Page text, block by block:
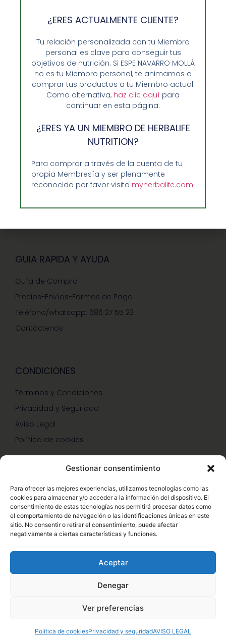
Gestionar consentimiento
Para ofrecer las mejores experiencias, utilizamos tecnologías como las
cookies para almacenar y/o acceder a la información del dispositivo. El
consentimiento de estas tecnologías nos permitirá procesar datos como
el comportamiento de navegación o las identificaciones únicas en este
sitio. No consentir o retirar el consentimiento, puede afectar
negativamente a ciertas características y funciones.
Aceptar
Denegar
Ver preferencias
Política de cookiesPrivacidad y seguridadAVISO LEGAL
Opiniones de Clientes
GUIA RAPIDA Y AYUDA
Guía de Compra
Precios-Envíos-Formas de Pago
Teléfono/whatsapp: 686 27 55 23
Contáctenos
CONDICIONES
Términos y Condiciones
Privacidad y Seguridad
Aviso Legal
Política de cookies
Hazte Miembro Herbalife
Consulta Nutrición Gratis
Descuentos Vip Herbalife
Herbalife Independiente. Sitio web oficial de Herbalife,
¿ERES ACTUALMENTE CLIENTE?
Tu relación personalizada con tu Miembro
personal es clave para conseguir tus
objetivos de nutrición. Si ESPE NAVARRO MOLLÀ
no es tu Miembro personal, te animamos a
comprar tus productos a tu Miembro actual.
Como alternativa, haz clic aquí para
continuar en esta página.
¿ERES YA UN MIEMBRO DE HERBALIFE
NUTRITION?
Para comprar a través de la cuenta de tu
propia Membresía y ser plenamente
reconocido por favor visita myherbalife.com